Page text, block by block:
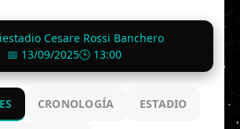
Cesare Rossi Banchero
📅 13/09/2025🕒 13:00
CRONOLOGÍA ESTADIO